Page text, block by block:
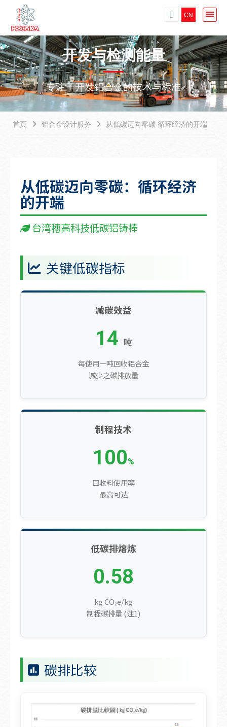
CN
开发与检测能量
专注于开发铝合金的技术与标准
首页 铝合金设计服务 从低碳迈向零碳 循环经济的开端
从低碳迈向零碳：循环经济
的开端
台湾穗高科技低碳铝铸棒
关键低碳指标
减碳效益
14 吨
每使用一吨回收铝合金
减少之碳排放量
制程技术
100%
回收料使用率
最高可达
低碳排熔炼
0.58
kg CO₂e/kg
制程碳排量 (注1)
碳排比较